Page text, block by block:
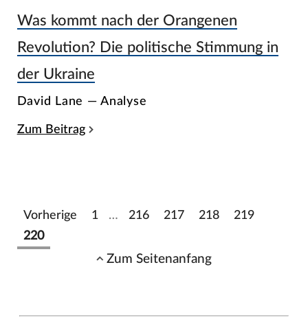
Was kommt nach der Orangenen
Revolution? Die politische Stimmung in
der Ukraine
David Lane — Analyse
Zum Beitrag
Vorherige 1 … 216 217 218
219
220
Zum Seitenanfang